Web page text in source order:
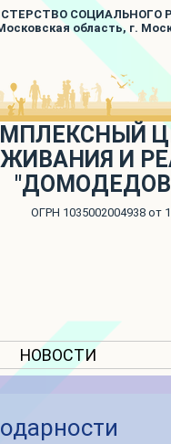
СОЦИАЛЬНОГО
область, г.
И
ОГРН 1035002004938 от
НОВОСТИ